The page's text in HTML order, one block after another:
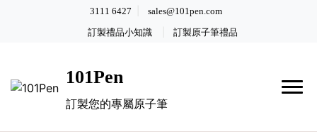
3111 6427 sales@101pen.com
訂製禮品小知識 訂製原子筆禮品
101Pen
訂製您的專屬原子筆